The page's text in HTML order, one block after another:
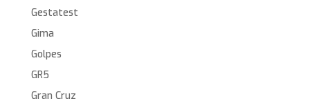
Gestatest
Gima
Golpes
GR5
Gran Cruz